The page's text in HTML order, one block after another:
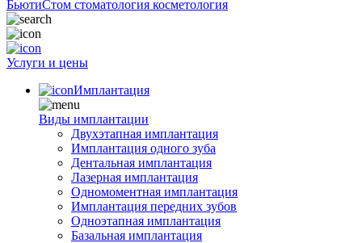
БьютиСтом стоматология косметология
Услуги и цены
Имплантация
Виды имплантации
Двухэтапная имплантация
Имплантация одного зуба
Дентальная имплантация
Лазерная имплантация
Одномоментная имплантация
Имплантация передних зубов
Одноэтапная имплантация
Базальная имплантация